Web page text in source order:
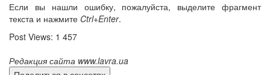
Если вы нашли ошибку, пожалуйста, выделите фрагмент
текста и нажмите Ctrl+Enter.
Post Views: 1 457
Редакция сайта www.lavra.ua